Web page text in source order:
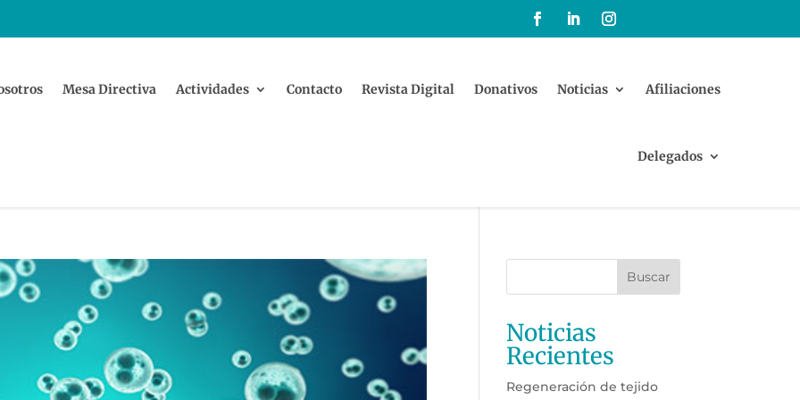
Mesa Directiva Actividades Contacto Revista Digital Donativos Noticias Afiliaciones
Delegados
Buscar
Noticias
Recientes
Regeneración de tejido